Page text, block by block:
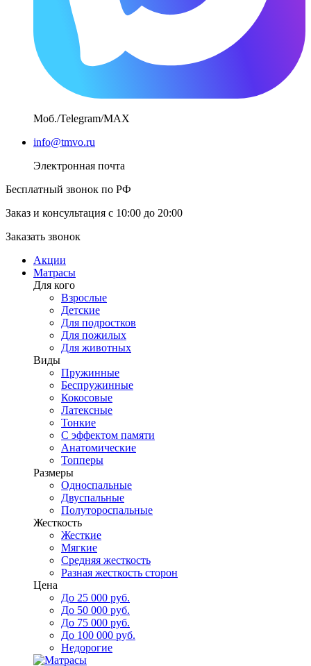
Моб./Telegram/MAX
info@tmvo.ru
Электронная почта
Бесплатный звонок по РФ
Заказ и консультация с 10:00 до 20:00
Заказать звонок
Акции
Матрасы
Для кого
Взрослые
Детские
Для подростков
Для пожилых
Для животных
Виды
Пружинные
Беспружинные
Кокосовые
Латексные
Тонкие
С эффектом памяти
Анатомические
Топперы
Размеры
Односпальные
Двуспальные
Полутороспальные
Жесткость
Жесткие
Мягкие
Средняя жесткость
Разная жесткость сторон
Цена
До 25 000 руб.
До 50 000 руб.
До 75 000 руб.
До 100 000 руб.
Недорогие